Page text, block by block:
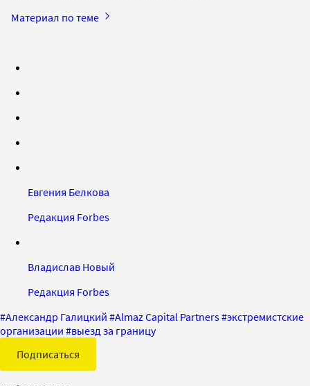
Материал по теме
Евгения Белкова
Редакция Forbes
Владислав Новый
Редакция Forbes
#Александр Галицкий #Almaz Capital Partners#экстремистские
организации #выезд за границу
Подписаться